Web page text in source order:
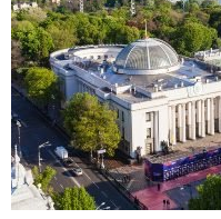
ЗЕРНОВІ
ПОРАДИ ЮРИСТА
АГРОБІЗНЕС